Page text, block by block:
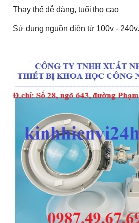
Thay thế dễ dàng, tuổi thọ cao
Sử dụng nguồn điện từ 100v - 240v.